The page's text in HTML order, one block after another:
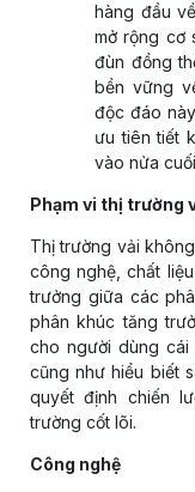
hàng đầu
mở rộng cơ
đùn đồng
bền vững
độc đáo
ưu tiên tiết
vào nửa
Phạm vi thị trường
Thị trường vải
công nghệ, chất
trưởng giữa các
phân khúc tăng
cho người dùng
cũng như hiểu biết
quyết định chiến
trường cốt lõi.
Công nghệ